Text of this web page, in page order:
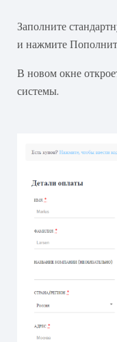
Заполните
и нажмите
В новом окне
системы.